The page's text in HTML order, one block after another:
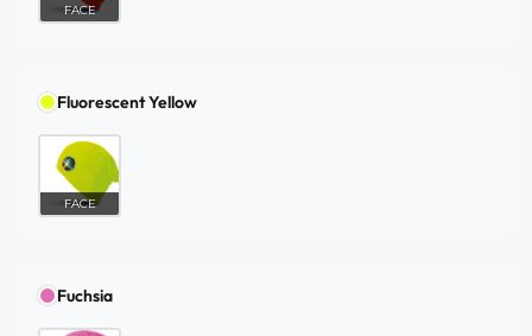
FACE
Fluorescent Yellow
FACE
Fuchsia